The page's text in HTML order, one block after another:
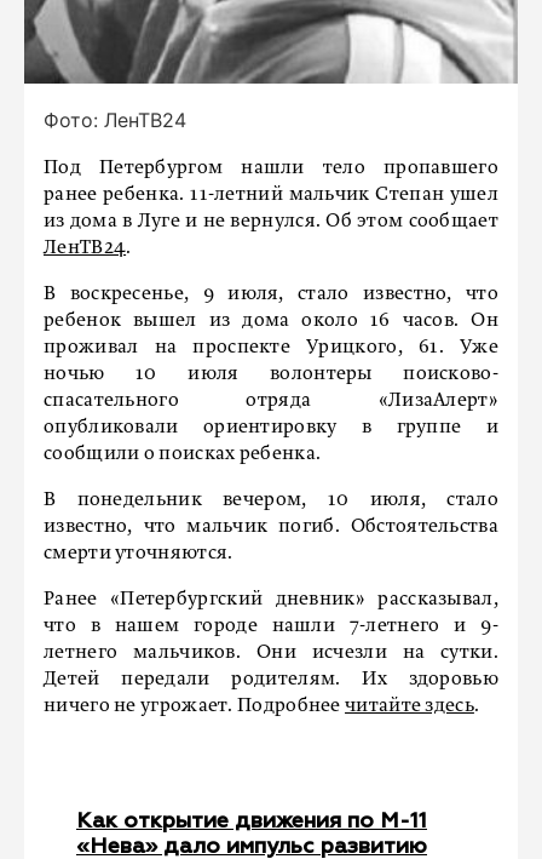
Фото: ЛенТВ24
Под Петербургом нашли тело пропавшего
ранее ребенка. 11-летний мальчик Степан ушел
из дома в Луге и не вернулся. Об этом сообщает
ЛенТВ24.
В воскресенье, 9 июля, стало известно, что
ребенок вышел из дома около 16 часов. Он
проживал на проспекте Урицкого, 61. Уже
ночью 10 июля волонтеры поисково-
спасательного отряда «ЛизаАлерт»
опубликовали ориентировку в группе и
сообщили о поисках ребенка.
В понедельник вечером, 10 июля, стало
известно, что мальчик погиб. Обстоятельства
смерти уточняются.
Ранее «Петербургский дневник» рассказывал,
что в нашем городе нашли 7-летнего и 9-
летнего мальчиков. Они исчезли на сутки.
Детей передали родителям. Их здоровью
ничего не угрожает. Подробнеечитайте здесь.
Как открытие движения по М-11
«Нева» дало импульс развитию